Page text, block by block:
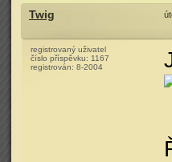
Twig
registrovaný uživatel
číslo příspěvku: 1167
registrován: 8-2004